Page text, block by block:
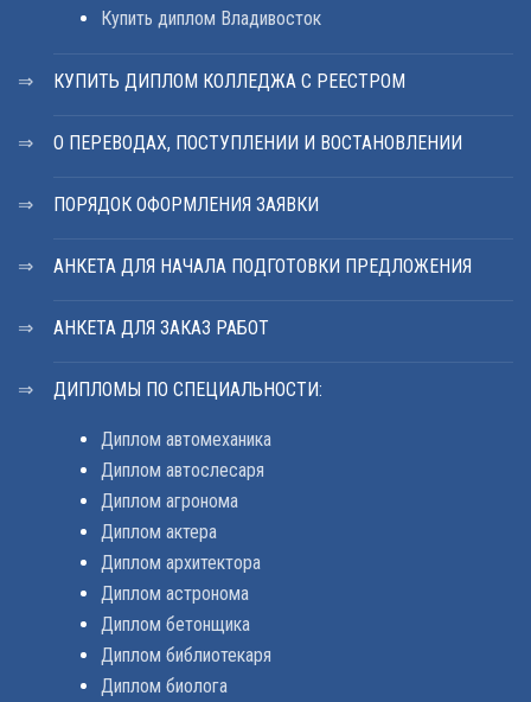
Купить диплом Владивосток
КУПИТЬ ДИПЛОМ КОЛЛЕДЖА С РЕЕСТРОМ
О ПЕРЕВОДАХ, ПОСТУПЛЕНИИ И ВОСТАНОВЛЕНИИ
ПОРЯДОК ОФОРМЛЕНИЯ ЗАЯВКИ
АНКЕТА ДЛЯ НАЧАЛА ПОДГОТОВКИ ПРЕДЛОЖЕНИЯ
АНКЕТА ДЛЯ ЗАКАЗ РАБОТ
ДИПЛОМЫ ПО СПЕЦИАЛЬНОСТИ:
Диплом автомеханика
Диплом автослесаря
Диплом агронома
Диплом актера
Диплом архитектора
Диплом астронома
Диплом бетонщика
Диплом библиотекаря
Диплом биолога